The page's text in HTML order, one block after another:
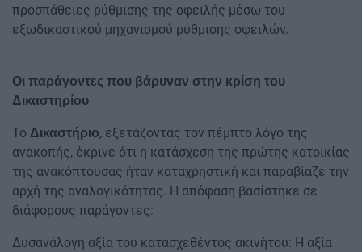
προσπάθειες ρύθμισης της οφειλής μέσω του
εξωδικαστικού μηχανισμού ρύθμισης οφειλών.
Οι παράγοντες που βάρυναν στην κρίση του
Δικαστηρίου
Το Δικαστήριο, εξετάζοντας τον πέμπτο λόγο της
ανακοπής, έκρινε ότι η κατάσχεση της πρώτης κατοικίας
της ανακόπτουσας ήταν καταχρηστική και παραβίαζε την
αρχή της αναλογικότητας. Η απόφαση βασίστηκε σε
διάφορους παράγοντες:
Δυσανάλογη αξία του κατασχεθέντος ακινήτου: Η αξία